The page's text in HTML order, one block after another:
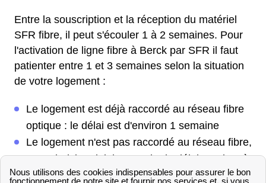
Entre la souscription et la réception du matériel
SFR fibre, il peut s'écouler 1 à 2 semaines. Pour
l'activation de ligne fibre à Berck par SFR il faut
patienter entre 1 et 3 semaines selon la situation
de votre logement :
Le logement est déjà raccordé au réseau fibre
optique : le délai est d'environ 1 semaine
Le logement n'est pas raccordé au réseau fibre,
un technicien doit intervenir : le délai est de 2 à
3 semaines.